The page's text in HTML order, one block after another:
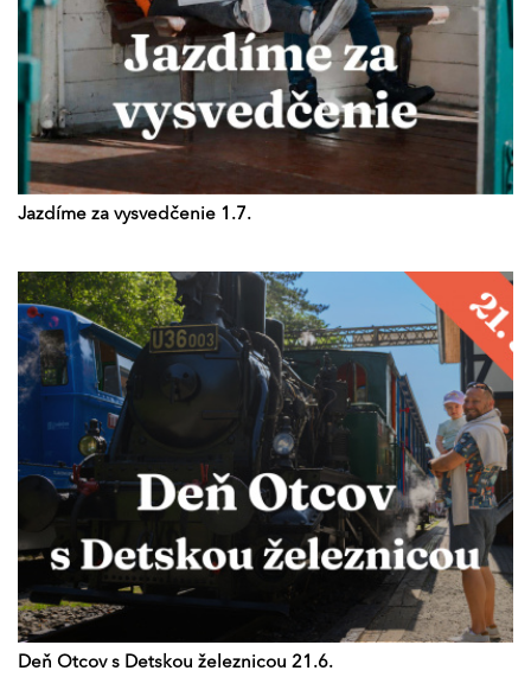
Jazdíme za vysvedčenie 1.7.
Deň Otcov s Detskou železnicou 21.6.